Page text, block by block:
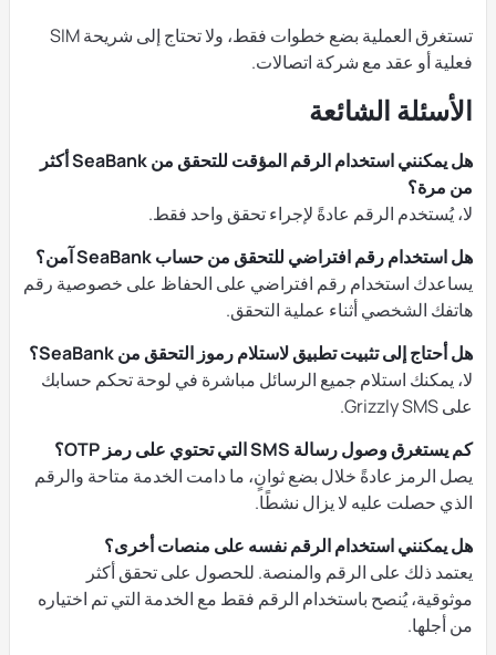
تستغرق العملية بضع خطوات فقط، ولا تحتاج إلى شريحة SIM
فعلية أو عقد مع شركة اتصالات.
الأسئلة الشائعة
هل يمكنني استخدام الرقم المؤقت للتحقق من SeaBank أكثر
من مرة؟
لا، يُستخدم الرقم عادةً لإجراء تحقق واحد فقط.
هل استخدام رقم افتراضي للتحقق من حساب SeaBank آمن؟
يساعدك استخدام رقم افتراضي على الحفاظ على خصوصية رقم
هاتفك الشخصي أثناء عملية التحقق.
هل أحتاج إلى تثبيت تطبيق لاستلام رموز التحقق من SeaBank؟
لا، يمكنك استلام جميع الرسائل مباشرة في لوحة تحكم حسابك
على Grizzly SMS.
كم يستغرق وصول رسالة SMS التي تحتوي على رمز OTP؟
يصل الرمز عادةً خلال بضع ثوانٍ، ما دامت الخدمة متاحة والرقم
الذي حصلت عليه لا يزال نشطًا.
هل يمكنني استخدام الرقم نفسه على منصات أخرى؟
يعتمد ذلك على الرقم والمنصة. للحصول على تحقق أكثر
موثوقية، يُنصح باستخدام الرقم فقط مع الخدمة التي تم اختياره
من أجلها.